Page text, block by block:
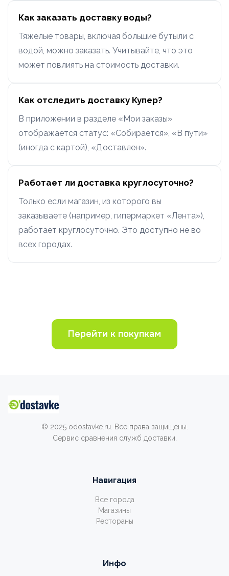
Как заказать доставку воды?
Тяжелые товары, включая большие бутыли с
водой, можно заказать. Учитывайте, что это
может повлиять на стоимость доставки.
Как отследить доставку Купер?
В приложении в разделе «Мои заказы»
отображается статус: «Собирается», «В пути»
(иногда с картой), «Доставлен».
Работает ли доставка круглосуточно?
Только если магазин, из которого вы
заказываете (например, гипермаркет «Лента»),
работает круглосуточно. Это доступно не во
всех городах.
Перейти к покупкам
© 2025 odostavke.ru. Все права защищены.
Сервис сравнения служб доставки.
Навигация
Все города
Магазины
Рестораны
Инфо